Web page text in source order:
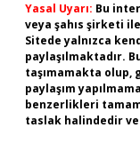
Yasal Uyarı: Bu
veya şahıs şirketi
Sitede yalnızca
paylaşılmaktadır.
taşımamakta olup,
paylaşım
benzerlikleri
taslak halindedir